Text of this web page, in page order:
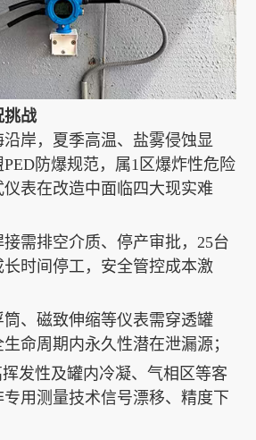
挑战
岸，夏季高温、盐雾侵蚀显
防爆规范，属1区爆炸性危险
表在改造中面临四大现实难
接需排空介质、停产审批，25台
时间停工，安全管控成本激
筒、磁致伸缩等仪表需穿透罐
命周期内永久性潜在泄漏源；
挥发性及罐内冷凝、气相区等客
用测量技术信号漂移、精度下